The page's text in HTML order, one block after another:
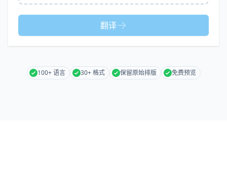
翻译
100+ 语言 30+ 格式 保留原始排版 免费预览